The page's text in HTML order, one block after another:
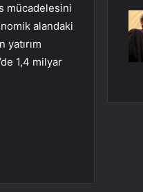
mücadelesini
alandaki
yatırım
1,4 milyar